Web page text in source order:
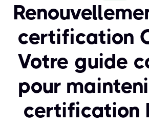
certification
Votre guide
pour
certification